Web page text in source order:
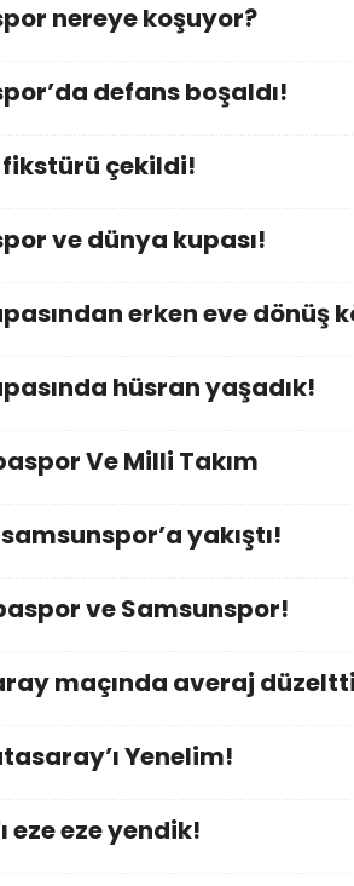
nereye koşuyor?
defans boşaldı!
fikstürü çekildi!
ve dünya kupası!
erken eve dönüş
hüsran yaşadık!
Ve Milli Takım
yakıştı!
ve Samsunspor!
maçında averaj
Yenelim!
eze eze yendik!